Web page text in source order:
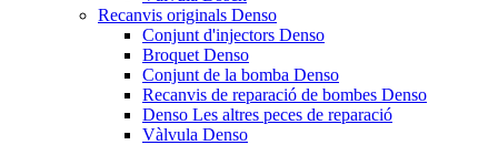
Recanvis originals Denso
Conjunt d'injectors Denso
Broquet Denso
Conjunt de la bomba Denso
Recanvis de reparació de bombes Denso
Denso Les altres peces de reparació
Vàlvula Denso